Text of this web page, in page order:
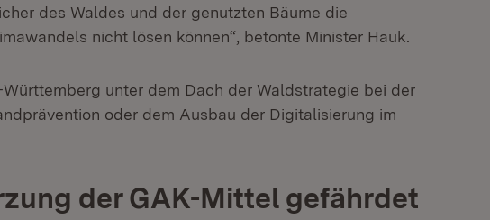
des Waldes und der genutzten Bäume die
nicht lösen können“, betonte Minister Hauk.
unter dem Dach der Waldstrategie bei der
oder dem Ausbau der Digitalisierung im
der GAK-Mittel gefährdet